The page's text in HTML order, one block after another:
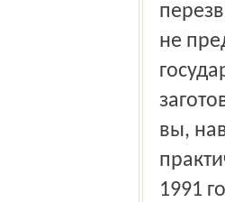
не
вы,
1991